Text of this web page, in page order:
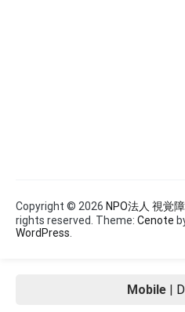
Copyright © 2026 NPO法人 視覚
rights reserved. Theme: Cenote
WordPress
Mobile|